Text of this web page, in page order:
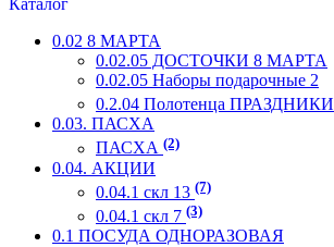
Каталог
0.02 8 МАРТА
0.02.05 ДОСТОЧКИ 8 МАРТА
0.02.05 Наборы подарочные 2
0.2.04 Полотенца ПРАЗДНИКИ
0.03. ПАСХА
ПАСХА (2)
0.04. АКЦИИ
0.04.1 скл 13 (7)
0.04.1 скл 7 (3)
0.1 ПОСУДА ОДНОРАЗОВАЯ